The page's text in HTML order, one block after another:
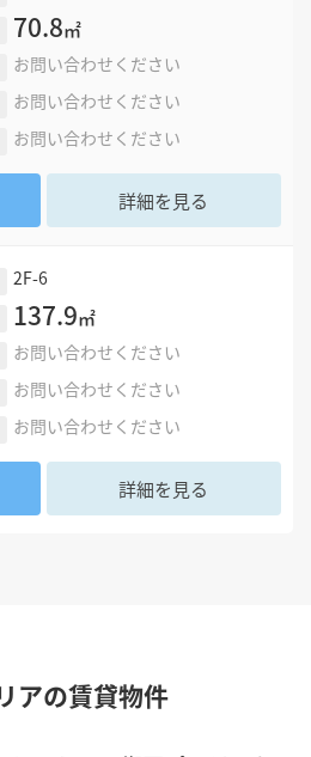
70.8㎡
お問い合わせください
お問い合わせください
お問い合わせください
詳細を見る
2F-6
137.9㎡
お問い合わせください
お問い合わせください
お問い合わせください
詳細を見る
アの賃貸物件